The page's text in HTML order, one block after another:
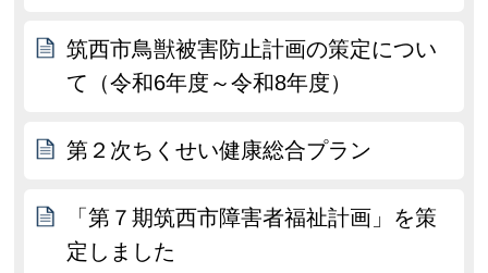
筑西市鳥獣被害防止計画の策定につい
て（令和6年度～令和8年度）
第２次ちくせい健康総合プラン
「第７期筑西市障害者福祉計画」を策
定しました